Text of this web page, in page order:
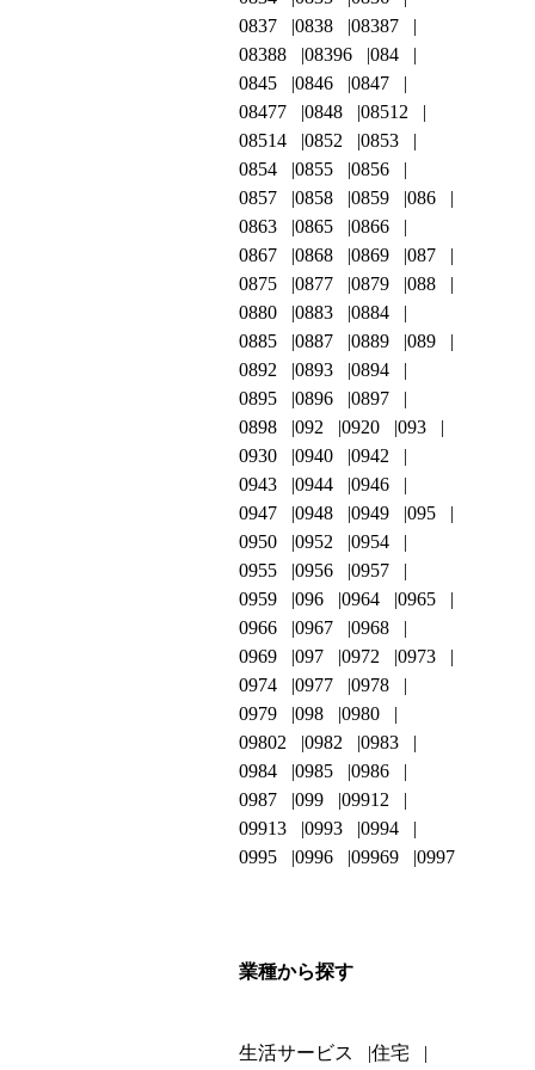
0837
0838
08387
08388
08396
084
0845
0846
0847
08477
0848
08512
08514
0852
0853
0854
0855
0856
0857
0858 0859
086
0863
0865
0866
0867
0868 0869
087
0875
0877 0879
088
0880
0883
0884
0885
0887 0889
089
0892
0893
0894
0895
0896
0897
0898
092 0920
093
0930
0940
0942
0943
0944
0946
0947
0948 0949
095
0950
0952
0954
0955
0956
0957
0959
096 0964
0965
0966
0967
0968
0969
097 0972
0973
0974
0977
0978
0979
098
0980
09802
0982
0983
0984
0985
0986
0987
099
09912
09913
0993
0994
0995
0996 09969 0997
業種から探す
生活サービス 住宅